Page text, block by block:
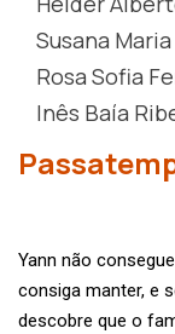
Susana
Rosa Sofia
Inês Baía
Yann não
consiga manter, e
descobre que o